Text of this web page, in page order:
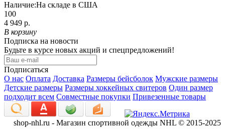
Наличие:На складе в США
100
4 949 р.
В корзину
Подписка на новости
Будьте в курсе новых акций и спецпредложений!
Подписаться
О нас Оплата Доставка Размеры бейсболок Мужские размеры
Детские размеры Размеры хоккейных свитеров Один размер
подходит всем Совместные покупки Привезенные товары
shop-nhl.ru - Магазин спортивной одежды NHL © 2015-2025